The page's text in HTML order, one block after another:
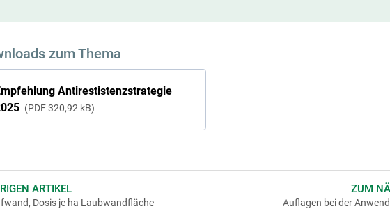
zum Thema
Antirestistenzstrategie
PDF320,92 kB
ARTIKEL
Dosis je ha Laubwandfläche
ZUM
Auflagen bei der